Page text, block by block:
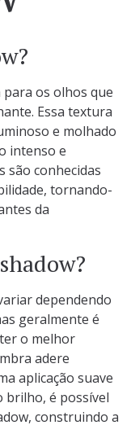
para os olhos que
Essa textura
e molhado
intenso e
são conhecidas
tornando-
da
dependendo
geralmente é
o melhor
adere
aplicação suave
brilho, é possível
construindo a